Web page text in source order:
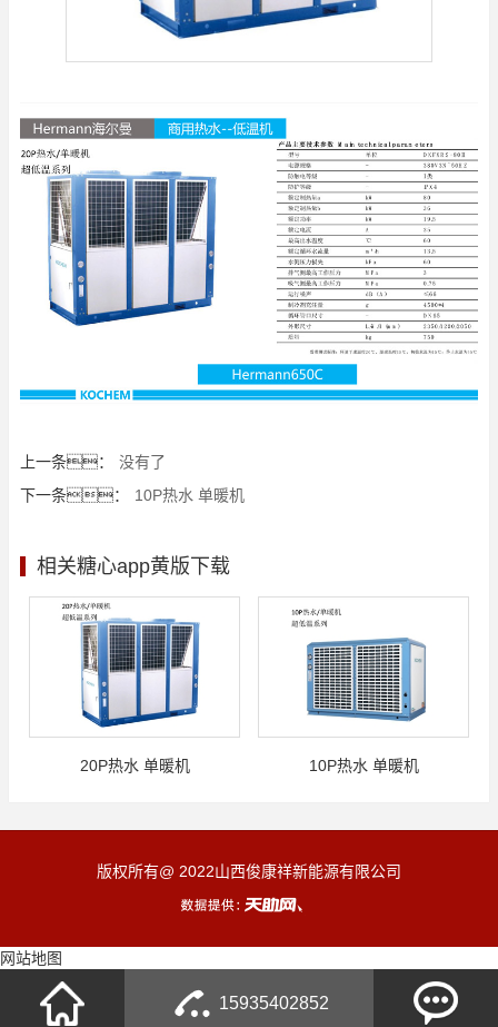
上一条：
没有了
下一条：
10P热水 单暖机
相关糖心app黄版下载
20P热水 单暖机 10P热水 单暖机
15935402852
版权所有@ 2022山西俊康祥新能源有限公司
网站地图